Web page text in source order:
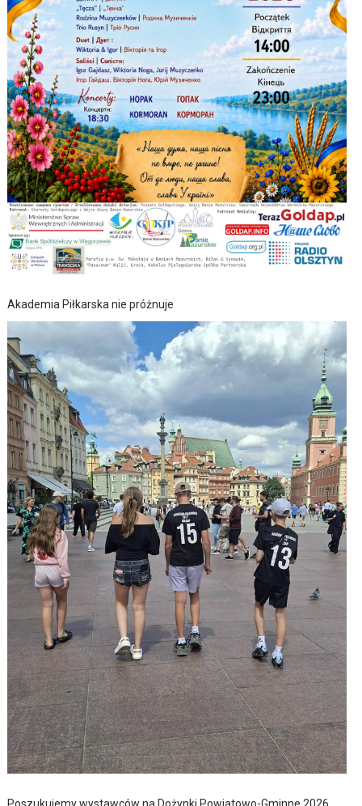
Akademia Piłkarska nie próżnuje